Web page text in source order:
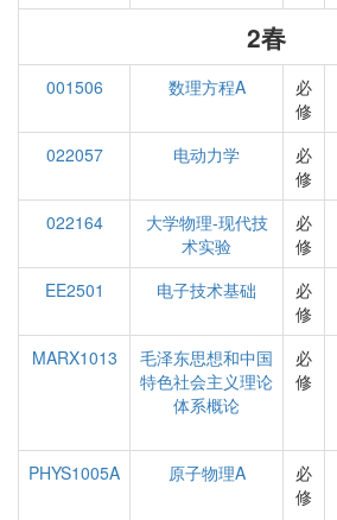
2春
001506 数理方程A
必
修
022057
电动力学
必
修
022164
大学物理-现代技
术实验
必
修
EE2501
电子技术基础
必
修
MARX1013
毛泽东思想和中国
特色社会主义理论
体系概论
必
修
PHYS1005A
原子物理A
必
修